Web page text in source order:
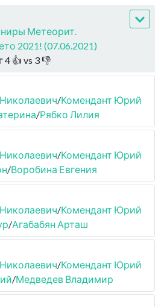
Метеорит.
2021! (07.06.2021)
4 👍 vs 3👎
/Комендант Юрий
/Рябко Лилия
/Комендант Юрий
/Воробина Евгения
/Комендант Юрий
/Агабабян Арташ
/Комендант Юрий
/Медведев Владимир